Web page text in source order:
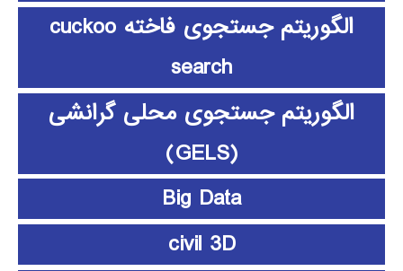
الگوریتم جستجوی فاخته cuckoo
search
الگوریتم جستجوی محلی گرانشی
(GELS)
Big Data
civil 3D